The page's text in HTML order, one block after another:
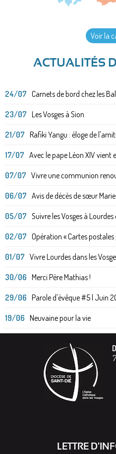
Voir la
ACTUALITÉS
24/07 Carnets de bord chez les
23/07 Les Vosges à Sion
21/07 Rafiki Yangu : éloge de
17/07 Avec le pape Léon XIV vient
07/07 Vivre une communion
06/07 Avis de décès de sœur
05/07 Suivre les Vosges à
02/07 Opération « Cartes
01/07 Vivre Lourdes dans les
30/06 Merci Père Mathias !
29/06 Parole d'évêque #5 | Juin
19/06 Neuvaine pour la vie
LETTRE